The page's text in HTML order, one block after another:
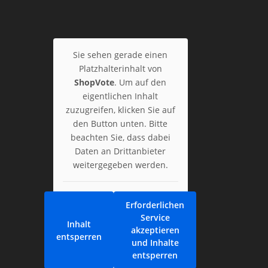
Sie sehen gerade einen
Platzhalterinhalt von
ShopVote. Um auf den
eigentlichen Inhalt
zuzugreifen, klicken Sie auf
den Button unten. Bitte
beachten Sie, dass dabei
Daten an Drittanbieter
weitergegeben werden.
Inhalt
entsperren
Erforderlichen
Service
akzeptieren
und Inhalte
entsperren